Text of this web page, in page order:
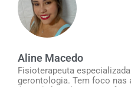
Aline Macedo
Fisioterapeuta
gerontologia. Tem foco nas